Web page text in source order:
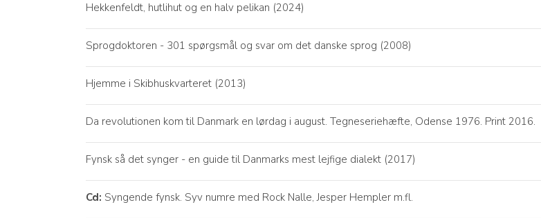
​Hekkenfeldt, hutlihut og en halv pelikan (2024)
Sprogdoktoren - 301 spørgsmål og svar om det danske sprog (2008)
Hjemme i Skibhuskvarteret (2013)
Da revolutionen kom til Danmark en lørdag i august. Tegneseriehæfte, Odense 1976. Print 2016.
Fynsk så det synger - en guide til Danmarks mest lejfige dialekt (2017)
Cd: Syngende fynsk. Syv numre med Rock Nalle, Jesper Hempler m.fl.